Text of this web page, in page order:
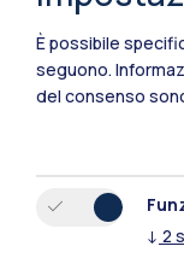
IT
È possibile
seguono.
del consenso
↓ 2